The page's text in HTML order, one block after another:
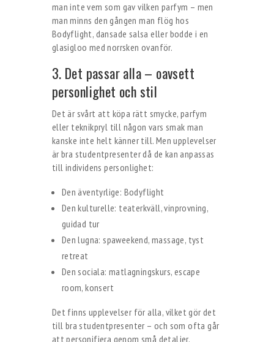
man inte vem som gav vilken parfym – men
man minns den gången man flög hos
Bodyflight, dansade salsa eller bodde i en
glasigloo med norrsken ovanför.
3. Det passar alla – oavsett
personlighet och stil
Det är svårt att köpa rätt smycke, parfym
eller teknikpryl till någon vars smak man
kanske inte helt känner till. Men upplevelser
är bra studentpresenter då de kan anpassas
till individens personlighet:
Den äventyrlige: Bodyflight
Den kulturelle: teaterkväll, vinprovning,
guidad tur
Den lugna: spaweekend, massage, tyst
retreat
Den sociala: matlagningskurs, escape
room, konsert
Det finns upplevelser för alla, vilket gör det
till bra studentpresenter – och som ofta går
att personifiera genom små detaljer.